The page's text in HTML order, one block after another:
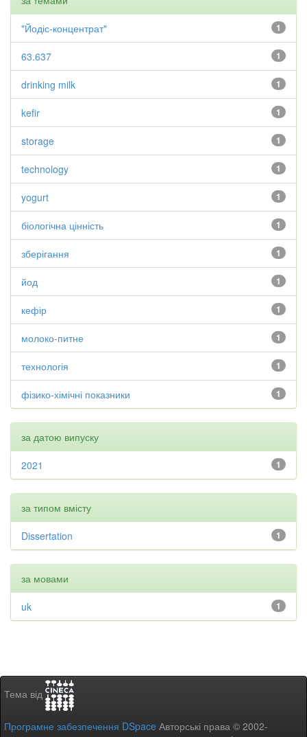
1
"Йодіс-концентрат"
1
63.637
1
drinking milk
1
kefir
1
storage
1
technology
1
yogurt
1
біологічна цінність
1
зберігання
1
йод
1
кефір
1
молоко-питне
1
технологія
1
фізико-хімічні показники
за датою випуску
1
2021
за типом вмісту
1
Dissertation
за мовами
1
uk
Тема від
Програмне забезпечення DSpace Авторські права © 2002-